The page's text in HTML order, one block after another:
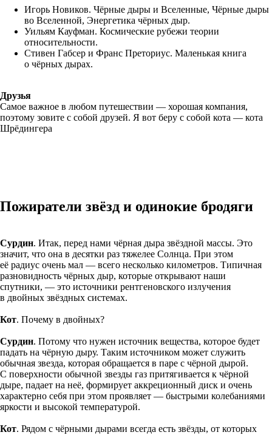
Игорь Новиков. Чёрные дыры и Вселенные, Чёрные дыры
во Вселенной, Энергетика чёрных дыр.
Уильям Кауфман. Космические рубежи теории
относительности.
Стивен Габсер и Франс Преториус. Маленькая книга
о чёрных дырах.
Друзья
Самое важное в любом путешествии — хорошая компания,
поэтому зовите с собой друзей. Я вот беру с собой кота — кота
Шрёдингера
Пожиратели звёзд и одинокие бродяги
Сурдин. Итак, перед нами чёрная дыра звёздной массы. Это
значит, что она в десятки раз тяжелее Солнца. При этом
её радиус очень мал — всего несколько километров. Типичная
разновидность чёрных дыр, которые открывают наши
спутники, — это источники рентгеновского излучения
в двойных звёздных системах.
Кот. Почему в двойных?
Сурдин. Потому что нужен источник вещества, которое будет
падать на чёрную дыру. Таким источником может служить
обычная звезда, которая обращается в паре с чёрной дырой.
С поверхности обычной звезды газ притягивается к чёрной
дыре, падает на неё, формирует аккреционный диск и очень
характерно себя при этом проявляет — быстрыми колебаниями
яркости и высокой температурой.
Кот. Рядом с чёрными дырами всегда есть звёзды, от которых